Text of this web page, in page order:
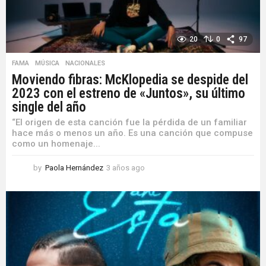
20 0 97
FAMA ,MÚSICA ,NACIONALES
Moviendo fibras: McKlopedia se despide del
2023 con el estreno de «Juntos», su último
single del año
“El origen de esta canción fue la pérdida de un familiar
hace más o menos un año. Es una canción que compuse
como un homenaje...
by Paola Hernández 3 años ago
ñ
o
s
a
g
o